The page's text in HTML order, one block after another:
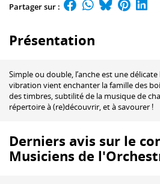
Partager sur :
Présentation
Simple ou double, l’anche est une
vibration vient enchanter la famille des
des timbres, subtilité de la musique de
répertoire à (re)découvrir, et à savourer !
Derniers avis sur le
Musiciens de